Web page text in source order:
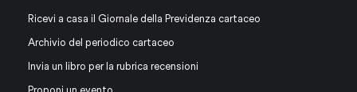
Ricevi a casa il Giornale della Previdenza cartaceo
Archivio del periodico cartaceo
Invia un libro per la rubrica recensioni